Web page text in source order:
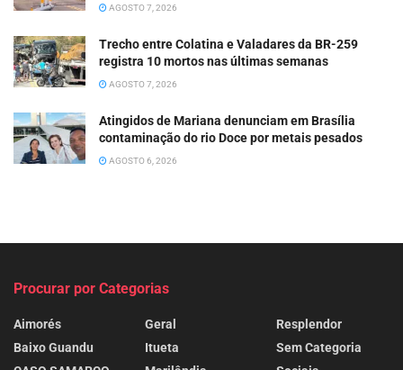
AGOSTO 7, 2026
Trecho entre Colatina e Valadares da BR-259
registra 10 mortos nas últimas semanas
AGOSTO 7, 2026
Atingidos de Mariana denunciam em Brasília
contaminação do rio Doce por metais pesados
AGOSTO 6, 2026
Procurar por Categorias
Aimorés
Baixo Guandu
Geral
Itueta
Resplendor
Sem Categoria